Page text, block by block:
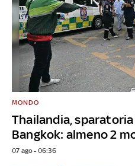
Thailandia,
Bangkok: almeno 2
MONDO
07 ago - 06:36